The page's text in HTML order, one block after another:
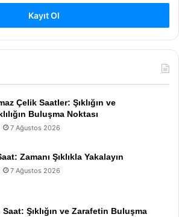
Kayıt Ol
Çelik Saatler: Şıklığın ve
Buluşma Noktası
7 Ağustos 2026
Zamanı Şıklıkla Yakalayın
7 Ağustos 2026
Şıklığın ve Zarafetin Buluşma